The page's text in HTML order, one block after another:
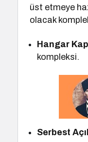
üst etmeye
olacak
Hangar
kompleksi.
Serbest